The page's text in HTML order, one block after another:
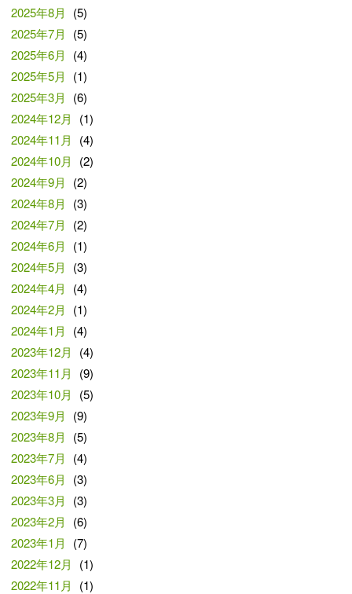
2025年8月
(5)
2025年7月
(5)
2025年6月
(4)
2025年5月
(1)
2025年3月
(6)
2024年12月
(1)
2024年11月
(4)
2024年10月
(2)
2024年9月
(2)
2024年8月
(3)
2024年7月
(2)
2024年6月
(1)
2024年5月
(3)
2024年4月
(4)
2024年2月
(1)
2024年1月
(4)
2023年12月
(4)
2023年11月
(9)
2023年10月
(5)
2023年9月
(9)
2023年8月
(5)
2023年7月
(4)
2023年6月
(3)
2023年3月
(3)
2023年2月
(6)
2023年1月
(7)
2022年12月
(1)
2022年11月
(1)